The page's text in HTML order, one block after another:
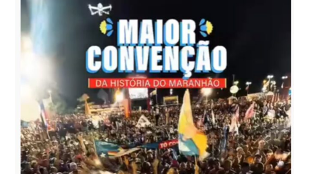
DE
DUARTE
JÚNIOR
AO
SENADO*